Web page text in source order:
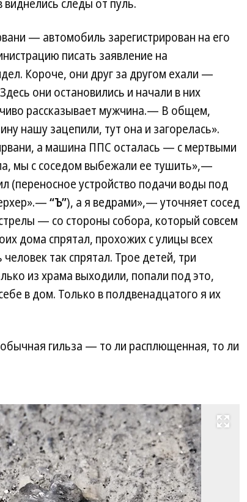
следы от пуль.
— автомобиль зарегистрирован на его
писать заявление на
Короче, они друг за другом ехали —
они остановились и начали в них
рассказывает мужчина.— В общем,
нашу зацепили, тут она и загорелась».
а машина ППС осталась — с мертвыми
мы с соседом выбежали ее тушить»,—
(переносное устройство подачи воды под
“Ъ”), а я ведрами»,— уточняет сосед
— со стороны собора, который совсем
дома спрятал, прохожих с улицы всех
так спрятал. Трое детей, три
из храма выходили, попали под это,
в дом. Только в полдвенадцатого я их
гильза — то ли расплющенная, то ли
Развернуть на весь экран